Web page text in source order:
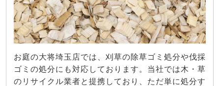
お庭の大将埼玉店では、刈草の除草ゴミ処分や伐採
ゴミの処分にも対応しております。当社では木・草
のリサイクル業者と提携しており、ただ単に処分す